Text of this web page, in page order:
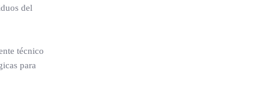
del
técnico
para